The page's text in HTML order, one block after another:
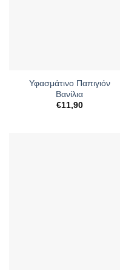
Υφασμάτινο Παπιγιόν
Βανίλια
€11,90